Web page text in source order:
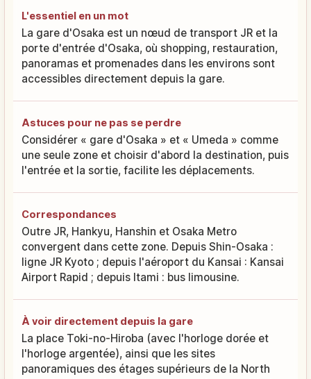
L'essentiel en un mot
La gare d'Osaka est un nœud de transport JR et la
porte d'entrée d'Osaka, où shopping, restauration,
panoramas et promenades dans les environs sont
accessibles directement depuis la gare.
Astuces pour ne pas se perdre
Considérer « gare d'Osaka » et « Umeda » comme
une seule zone et choisir d'abord la destination, puis
l'entrée et la sortie, facilite les déplacements.
Correspondances
Outre JR, Hankyu, Hanshin et Osaka Metro
convergent dans cette zone. Depuis Shin-Osaka :
ligne JR Kyoto ; depuis l'aéroport du Kansai : Kansai
Airport Rapid ; depuis Itami : bus limousine.
À voir directement depuis la gare
La place Toki-no-Hiroba (avec l'horloge dorée et
l'horloge argentée), ainsi que les sites
panoramiques des étages supérieurs de la North